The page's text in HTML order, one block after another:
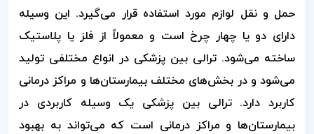
حمل و نقل لوازم مورد استفاده قرار می‌گیرد. این وسیله
دارای دو یا چهار چرخ است و معمولاً از فلز یا پلاستیک
ساخته می‌شود. ترالی بین پزشکی در انواع مختلفی تولید
می‌شود و در بخش‌های مختلف بیمارستان‌ها و مراکز درمانی
کاربرد دارد.ترالی بین پزشکی یک وسیله کاربردی در
بیمارستان‌ها و مراکز درمانی است که می‌تواند به بهبود